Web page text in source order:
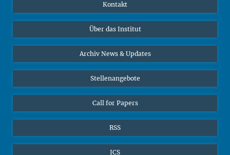
Online-Vorträge
Interviews zum Thema "Diversity"
Bluesky
Kontakt
Über das Institut
Archiv News & Updates
Stellenangebote
Call for Papers
RSS
ICS